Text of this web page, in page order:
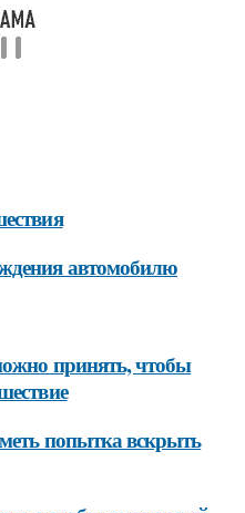
автомобилю
принять, чтобы
попытка вскрыть